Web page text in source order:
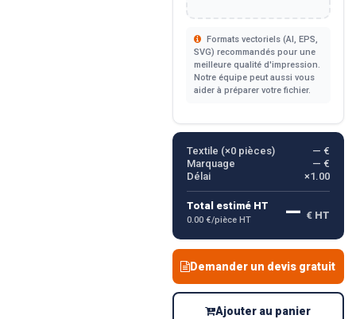
Formats vectoriels (AI, EPS,
SVG) recommandés pour une
meilleure qualité d'impression.
Notre équipe peut aussi vous
aider à préparer votre fichier.
Textile (×0pièces)
— €
Marquage
— €
Délai
×1.00
Total estimé HT
0.00 €/pièce HT — € HT
Demander un devis gratuit
Ajouter au panier